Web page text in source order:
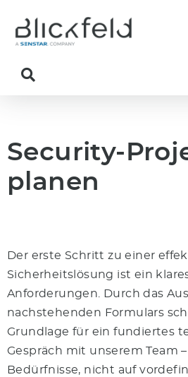
Security-
planen
Der erste Schritt zu einer
Sicherheitslösung ist ein
Anforderungen. Durch das
nachstehenden Formulars
Grundlage für ein fundiertes
Gespräch mit unserem Team
Bedürfnisse, nicht auf